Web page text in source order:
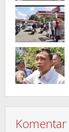
Komentar